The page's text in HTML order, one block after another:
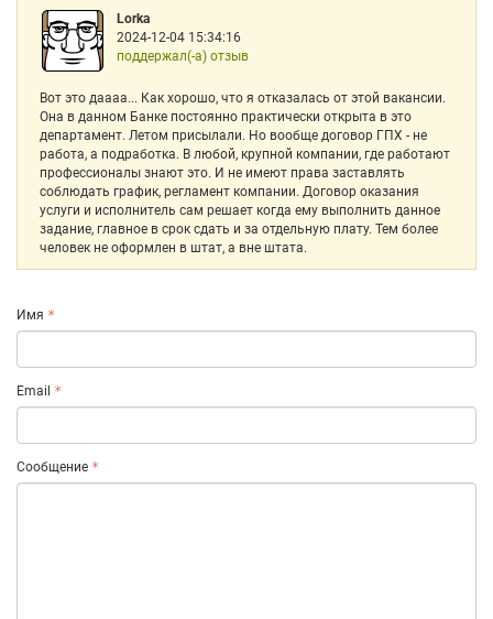
Lorka
2024-12-04 15:34:16
поддержал(-а) отзыв
Вот это даааа... Как хорошо, что я отказалась от этой вакансии.
Она в данном Банке постоянно практически открыта в это
департамент. Летом присылали. Но вообще договор ГПХ - не
работа, а подработка. В любой, крупной компании, где работают
профессионалы знают это. И не имеют права заставлять
соблюдать график, регламент компании. Договор оказания
услуги и исполнитель сам решает когда ему выполнить данное
задание, главное в срок сдать и за отдельную плату. Тем более
человек не оформлен в штат, а вне штата.
Имя
Email
Сообщение